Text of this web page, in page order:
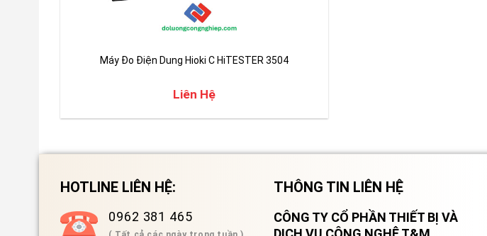
Máy Đo Điện Dung Hioki C HiTESTER 3504
Liên Hệ
HOTLINE LIÊN HỆ:
0962 381 465
THÔNG TIN LIÊN HỆ
CÔNG TY CỔ PHẦN THIẾT BỊ VÀ